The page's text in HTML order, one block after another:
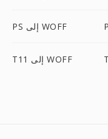
PS إلى WOFF
T11 إلى WOFF